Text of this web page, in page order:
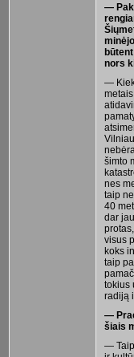
—
nors
—
šimto
nes
taip
40
dar
visus
koks
taip
tokius
radiją
—
šiais
—